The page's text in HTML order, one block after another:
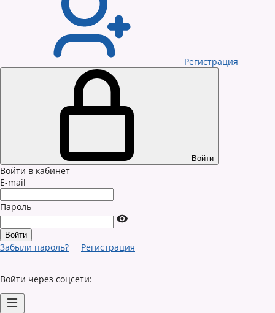
Регистрация
Войти
Войти в кабинет
E-mail
Пароль
Забыли пароль? Регистрация
Войти через соцсети: